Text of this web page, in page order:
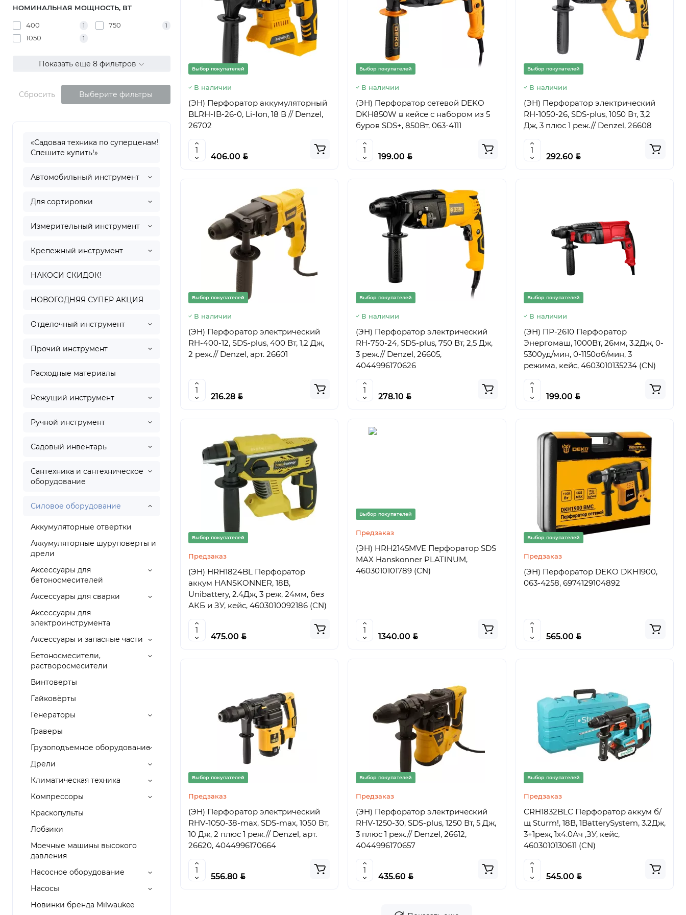
НОМИНАЛЬНАЯ МОЩНОСТЬ, ВТ
400 1 750 1
1050 1
Показать еще 8 фильтров
Сбросить Выберите фильтры
«Садовая техника по суперценам!
Спешите купить!»
Автомобильный инструмент
Для сортировки
Измерительный инструмент
Крепежный инструмент
НАКОСИ СКИДОК!
НОВОГОДНЯЯ СУПЕР АКЦИЯ
Отделочный инструмент
Прочий инструмент
Расходные материалы
Режущий инструмент
Ручной инструмент
Садовый инвентарь
Сантехника и сантехническое
оборудование
Силовое оборудование
Аккумуляторные отвертки
Аккумуляторные шуруповерты и
дрели
Аксессуары для
бетоносмесителей
Аксессуары для сварки
Аксессуары для
электроинструмента
Аксессуары и запасные части
Бетоносмесители,
растворосмесители
Винтоверты
Гайковёрты
Генераторы
Граверы
Грузоподъемное оборудование
Дрели
Климатическая техника
Компрессоры
Краскопульты
Лобзики
Моечные машины высокого
давления
Насосное оборудование
Насосы
Новинки бренда Milwaukee
Выбор покупателей
В наличии
(ЭН) Перфоратор аккумуляторный
BLRH-IB-26-0, Li-Ion, 18 В // Denzel,
26702
406.00 BYN
Выбор покупателей
В наличии
(ЭН) Перфоратор сетевой DEKO
DKH850W в кейсе с набором из 5
буров SDS+, 850Вт, 063-4111
199.00 BYN
Выбор покупателей
В наличии
(ЭН) Перфоратор электрический
RH-1050-26, SDS-plus, 1050 Вт, 3,2
Дж, 3 плюс 1 реж.// Denzel, 26608
292.60 BYN
Выбор покупателей
В наличии
(ЭН) Перфоратор электрический
RH-400-12, SDS-plus, 400 Вт, 1,2 Дж,
2 реж.// Denzel, арт. 26601
216.28 BYN
Выбор покупателей
В наличии
(ЭН) Перфоратор электрический
RH-750-24, SDS-plus, 750 Вт, 2,5 Дж,
3 реж.// Denzel, 26605,
4044996170626
278.10 BYN
Выбор покупателей
В наличии
(ЭН) ПР-2610 Перфоратор
Энергомаш, 1000Вт, 26мм, 3.2Дж, 0-
5300уд/мин, 0-1150об/мин, 3
режима, кейс, 4603010135234 (CN)
199.00 BYN
Выбор покупателей
Предзаказ
(ЭН) HRH1824BL Перфоратор
аккум HANSKONNER, 18В,
Unibattery, 2.4Дж, 3 реж, 24мм, без
АКБ и ЗУ, кейс, 4603010092186 (CN)
475.00 BYN
Выбор покупателей
Предзаказ
(ЭН) HRH2145MVE Перфоратор SDS
MAX Hanskonner PLATINUM,
4603010101789 (CN)
1340.00 BYN
Выбор покупателей
Предзаказ
(ЭН) Перфоратор DEKO DKH1900,
063-4258, 6974129104892
565.00 BYN
Выбор покупателей
Предзаказ
(ЭН) Перфоратор электрический
RHV-1050-38-max, SDS-max, 1050 Вт,
10 Дж, 2 плюс 1 реж.// Denzel, арт.
26620, 4044996170664
556.80 BYN
Выбор покупателей
Предзаказ
(ЭН) Перфоратор электрический
RHV-1250-30, SDS-plus, 1250 Вт, 5 Дж,
3 плюс 1 реж.// Denzel, 26612,
4044996170657
435.60 BYN
Выбор покупателей
Предзаказ
CRH1832BLC Перфоратор аккум б/
щ Sturm!, 18В, 1BatterySystem, 3.2Дж,
3+1реж, 1x4.0Ач ,ЗУ, кейс,
4603010130611 (CN)
545.00 BYN